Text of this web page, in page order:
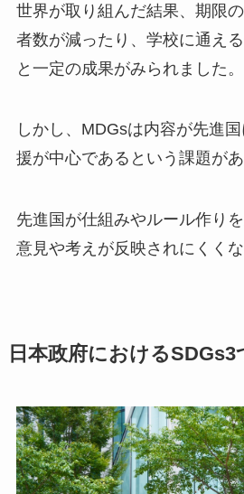
世界が取り組んだ結果、期限
者数が減ったり、学校に通え
と一定の成果がみられました。
しかし、MDGsは内容が先進
援が中心であるという課題があ
先進国が仕組みやルール作り
意見や考えが反映されにくく
日本政府における